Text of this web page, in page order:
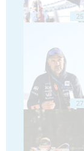
25
27